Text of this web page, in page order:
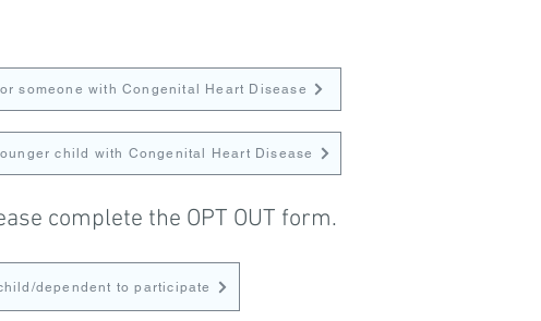
someone with Congenital Heart Disease
child with Congenital Heart Disease
complete the OPT OUT form.
dependent to participate